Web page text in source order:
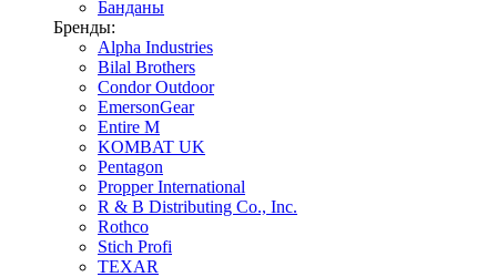
Банданы
Бренды:
Alpha Industries
Bilal Brothers
Condor Outdoor
EmersonGear
Entire M
KOMBAT UK
Pentagon
Propper International
R & B Distributing Co., Inc.
Rothco
Stich Profi
TEXAR